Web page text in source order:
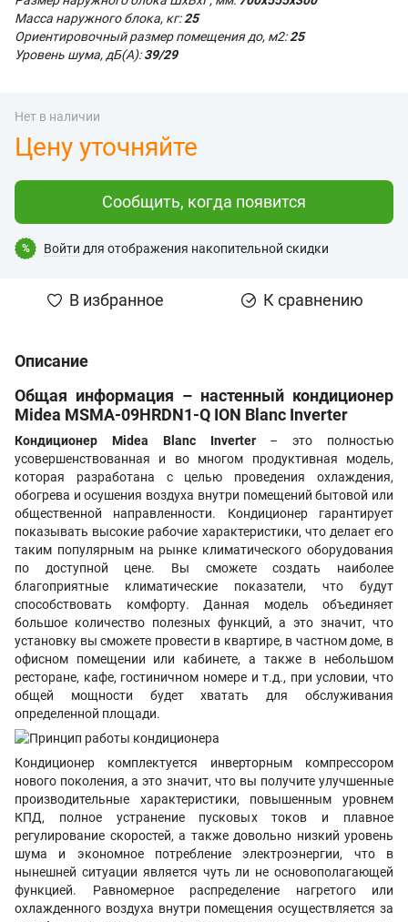
Масса наружного блока, кг:25
Ориентировочный размер помещения до, м2:25
Уровень шума, дБ(А):39/29
Нет в наличии
Цену уточняйте
Сообщить, когда появится
% Войти для отображения накопительной скидки
В избранное К сравнению
Описание
Общая информация – настенный кондиционер
Midea MSMA-09HRDN1-Q ION Blanc Inverter
Кондиционер Midea Blanc Inverter– это полностью
усовершенствованная и во многом продуктивная модель,
которая разработана с целью проведения охлаждения,
обогрева и осушения воздуха внутри помещений бытовой или
общественной направленности. Кондиционер гарантирует
показывать высокие рабочие характеристики, что делает его
таким популярным на рынке климатического оборудования
по доступной цене. Вы сможете создать наиболее
благоприятные климатические показатели, что будут
способствовать комфорту. Данная модель объединяет
большое количество полезных функций, а это значит, что
установку вы сможете провести в квартире, в частном доме, в
офисном помещении или кабинете, а также в небольшом
ресторане, кафе, гостиничном номере и т.д., при условии, что
общей мощности будет хватать для обслуживания
определенной площади.
Кондиционер комплектуется инверторным компрессором
нового поколения, а это значит, что вы получите улучшенные
производительные характеристики, повышенным уровнем
КПД, полное устранение пусковых токов и плавное
регулирование скоростей, а также довольно низкий уровень
шума и экономное потребление электроэнергии, что в
нынешней ситуации является чуть ли не основополагающей
функцией. Равномерное распределение нагретого или
охлажденного воздуха внутри помещения осуществляется за